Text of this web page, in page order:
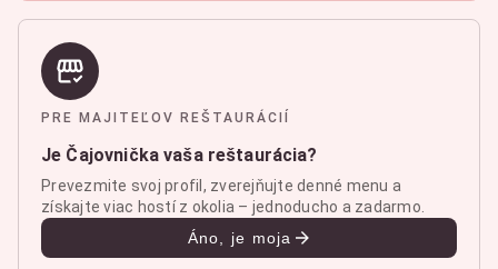
PRE MAJITEĽOV REŠTAURÁCIÍ
Je Čajovnička vaša reštaurácia?
Prevezmite svoj profil, zverejňujte denné menu a
získajte viac hostí z okolia – jednoducho a zadarmo.
Áno, je moja